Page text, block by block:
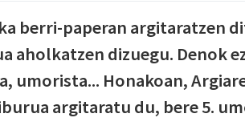
berri-paperan argitaratzen
aholkatzen dizuegu. Denok
umorista... Honakoan,
argitaratu du, bere 5.